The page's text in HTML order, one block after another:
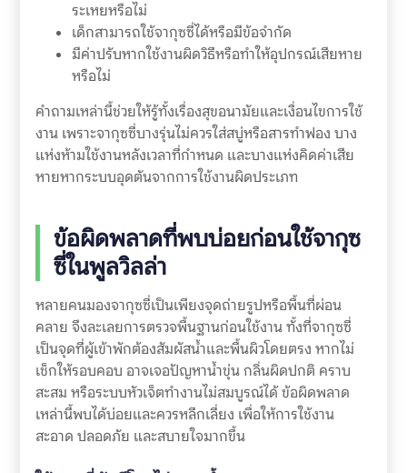
ระเหยหรือไม่
เด็กสามารถใช้จากุซซี่ได้หรือมีข้อจำกัด
มีค่าปรับหากใช้งานผิดวิธีหรือทำให้อุปกรณ์เสียหาย
หรือไม่
คำถามเหล่านี้ช่วยให้รู้ทั้งเรื่องสุขอนามัยและเงื่อนไขการใช้
งาน เพราะจากุซซี่บางรุ่นไม่ควรใส่สบู่หรือสารทำฟอง บาง
แห่งห้ามใช้งานหลังเวลาที่กำหนด และบางแห่งคิดค่าเสีย
หายหากระบบอุดตันจากการใช้งานผิดประเภท
ข้อผิดพลาดที่พบบ่อยก่อนใช้จากุซ
ซี่ในพูลวิลล่า
หลายคนมองจากุซซี่เป็นเพียงจุดถ่ายรูปหรือพื้นที่ผ่อน
คลาย จึงละเลยการตรวจพื้นฐานก่อนใช้งาน ทั้งที่จากุซซี่
เป็นจุดที่ผู้เข้าพักต้องสัมผัสน้ำและพื้นผิวโดยตรง หากไม่
เช็กให้รอบคอบ อาจเจอปัญหาน้ำขุ่น กลิ่นผิดปกติ คราบ
สะสม หรือระบบหัวเจ็ตทำงานไม่สมบูรณ์ได้ ข้อผิดพลาด
เหล่านี้พบได้บ่อยและควรหลีกเลี่ยง เพื่อให้การใช้งาน
สะอาด ปลอดภัย และสบายใจมากขึ้น